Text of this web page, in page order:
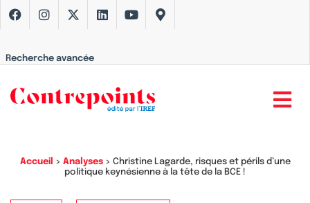
Recherche avancée
Accueil > Analyses> Christine Lagarde, risques et périls d’une
politique keynésienne à la tête de la BCE !